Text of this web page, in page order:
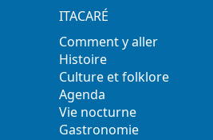
ITACARÉ
Comment y aller
Histoire
Culture et folklore
Agenda
Vie nocturne
Gastronomie